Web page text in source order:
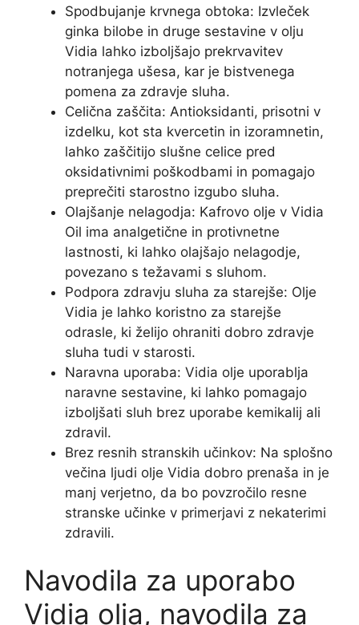
Spodbujanje krvnega obtoka: Izvleček
ginka bilobe in druge sestavine v olju
Vidia lahko izboljšajo prekrvavitev
notranjega ušesa, kar je bistvenega
pomena za zdravje sluha.
Celična zaščita: Antioksidanti, prisotni v
izdelku, kot sta kvercetin in izoramnetin,
lahko zaščitijo slušne celice pred
oksidativnimi poškodbami in pomagajo
preprečiti starostno izgubo sluha.
Olajšanje nelagodja: Kafrovo olje v Vidia
Oil ima analgetične in protivnetne
lastnosti, ki lahko olajšajo nelagodje,
povezano s težavami s sluhom.
Podpora zdravju sluha za starejše: Olje
Vidia je lahko koristno za starejše
odrasle, ki želijo ohraniti dobro zdravje
sluha tudi v starosti.
Naravna uporaba: Vidia olje uporablja
naravne sestavine, ki lahko pomagajo
izboljšati sluh brez uporabe kemikalij ali
zdravil.
Brez resnih stranskih učinkov: Na splošno
večina ljudi olje Vidia dobro prenaša in je
manj verjetno, da bo povzročilo resne
stranske učinke v primerjavi z nekaterimi
zdravili.
Navodila za uporabo
Vidia olja, navodila za